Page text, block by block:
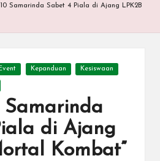
Samarinda Sabet 4 Piala di Ajang LPK2B
Kepanduan Kesiswaan
Samarinda
di Ajang
Kombat”